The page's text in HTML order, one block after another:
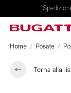
Home Posate
Torna alla